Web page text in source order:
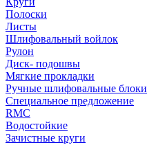
Полоски
Листы
Шлифовальный войлок
Рулон
Диск- подошвы
Мягкие прокладки
Ручные шлифовальные блоки
Специальное предложение
RMC
Водостойкие
Зачистные круги